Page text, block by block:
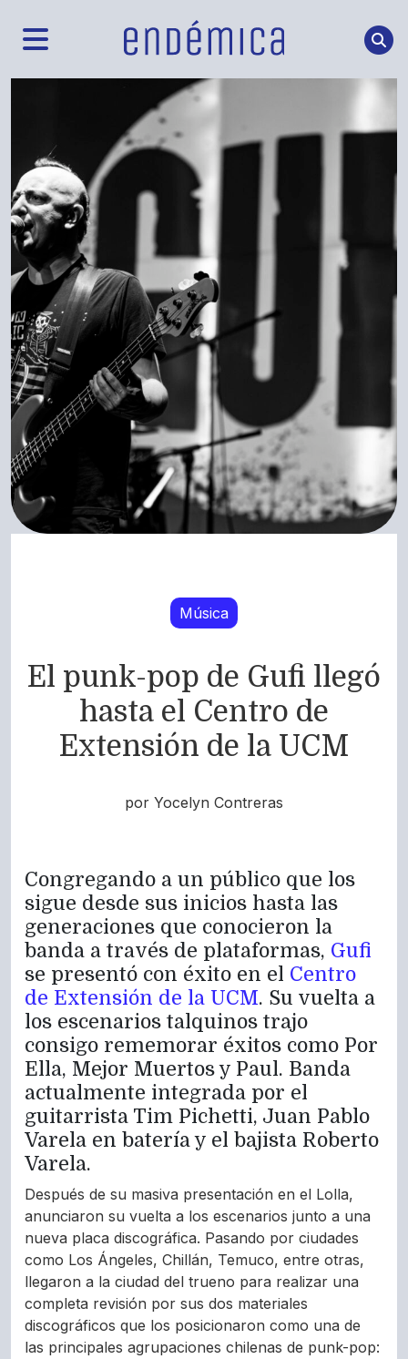
Música
El punk-pop de Gufi llegó
hasta el Centro de
Extensión de la UCM
por Yocelyn Contreras
Congregando a un público que los
sigue desde sus inicios hasta las
generaciones que conocieron la
banda a través de plataformas, Gufi
se presentó con éxito en el Centro
de Extensión de la UCM. Su vuelta a
los escenarios talquinos trajo
consigo rememorar éxitos como Por
Ella, Mejor Muertos y Paul. Banda
actualmente integrada por el
guitarrista Tim Pichetti, Juan Pablo
Varela en batería y el bajista Roberto
Varela.
Después de su masiva presentación en el Lolla,
anunciaron su vuelta a los escenarios junto a una
nueva placa discográfica. Pasando por ciudades
como Los Ángeles, Chillán, Temuco, entre otras,
llegaron a la ciudad del trueno para realizar una
completa revisión por sus dos materiales
discográficos que los posicionaron como una de
las principales agrupaciones chilenas de punk-pop: